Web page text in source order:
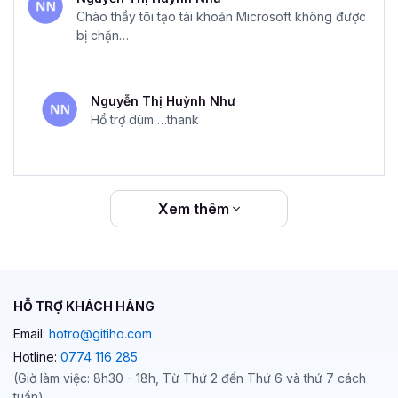
Chào thầy tôi tạo tài khoản Microsoft không được
bị chặn…
Nguyễn Thị Huỳnh Như
Hổ trợ dùm …thank
Xem thêm
HỖ TRỢ KHÁCH HÀNG
Email: hotro@gitiho.com
Hotline: 0774 116 285
(Giờ làm việc: 8h30 - 18h, Từ Thứ 2 đến Thứ 6 và thứ 7 cách